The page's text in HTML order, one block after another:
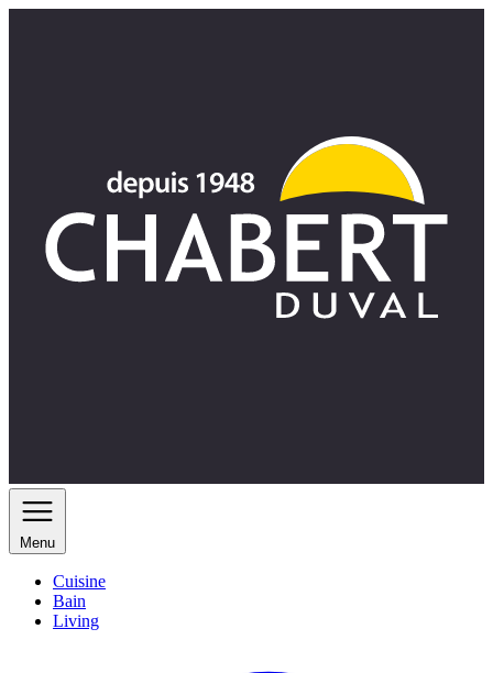
Menu
Cuisine
Bain
Living
Panneau de gestion des cookies